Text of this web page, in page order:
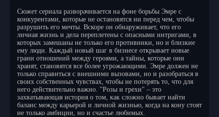
Сюжет сериала разворачивается на фоне борьбы Эмре с
конкурентами, которые не остановятся ни перед чем, чтобы
разрушить его мечты. Вскоре он обнаруживает, что его
личная жизнь и дела переплетены с опасными интригами, в
которых замешаны не только его противники, но и близкие
ему люди. Каждый новый шаг в бизнесе открывает новые
грани отношений между героями, а тайны, которые они
хранят, становятся все более угрожающими. Эмре должен не
только справиться с внешними вызовами, но и разобраться в
своих собственных чувствах, чтобы не потерять то, что для
него действительно важно. "Розы и грехи" – это
захватывающая история о том, как сложно бывает найти
баланс между карьерой и личной жизнью, когда на кону стоят
не только амбиции, но и счастье любимых.